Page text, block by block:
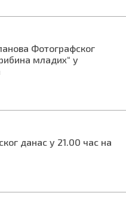
Фотографског
младих“ у
данас у 21.00 час на